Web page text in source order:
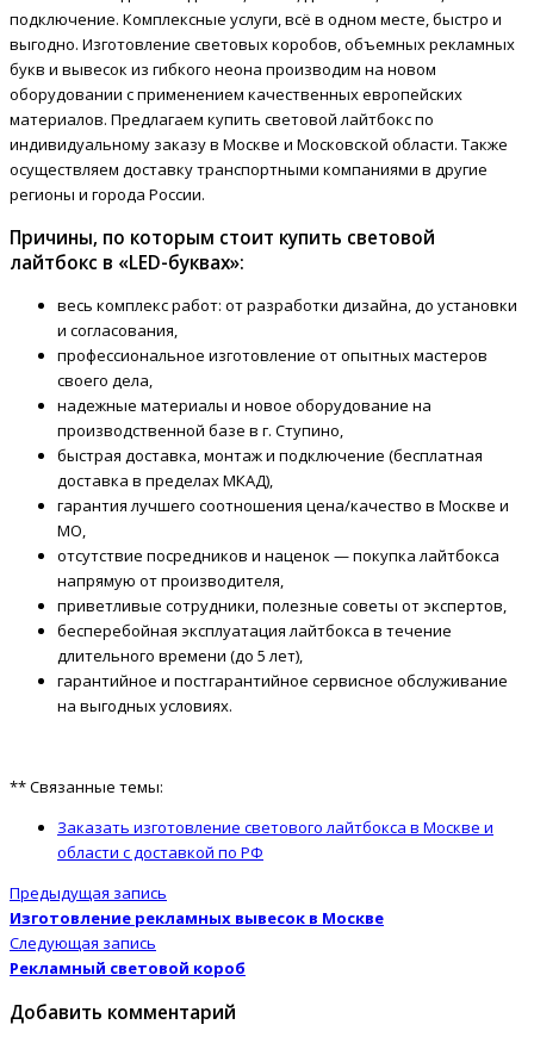
подключение. Комплексные услуги, всё в одном месте, быстро и
выгодно. Изготовление световых коробов, объемных рекламных
букв и вывесок из гибкого неона производим на новом
оборудовании с применением качественных европейских
материалов. Предлагаем купить световой лайтбокс по
индивидуальному заказу в Москве и Московской области. Также
осуществляем доставку транспортными компаниями в другие
регионы и города России.
Причины, по которым стоит купить световой
лайтбокс в «LED-буквах»:
весь комплекс работ: от разработки дизайна, до установки
и согласования,
профессиональное изготовление от опытных мастеров
своего дела,
надежные материалы и новое оборудование на
производственной базе в г. Ступино,
быстрая доставка, монтаж и подключение (бесплатная
доставка в пределах МКАД),
гарантия лучшего соотношения цена/качество в Москве и
МО,
отсутствие посредников и наценок — покупка лайтбокса
напрямую от производителя,
приветливые сотрудники, полезные советы от экспертов,
бесперебойная эксплуатация лайтбокса в течение
длительного времени (до 5 лет),
гарантийное и постгарантийное сервисное обслуживание
на выгодных условиях.
** Связанные темы:
Заказать изготовление светового лайтбокса в Москве и
области с доставкой по РФ
Предыдущая запись
Изготовление рекламных вывесок в Москве
Следующая запись
Рекламный световой короб
Добавить комментарий